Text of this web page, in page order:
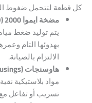
كل قطعة لتتحمل ضغوط
مضخة ايموا 2000 (KO WO):
يتم توليد ضغط
الالتزام بالصيانة.
هاوسنجات (Housings) مضادة للكسر:
تسريب أو تفاعل مع